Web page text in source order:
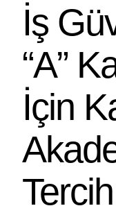
İş
“A”
İçin